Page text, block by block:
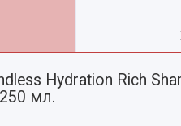
Hydration Rich
мл.